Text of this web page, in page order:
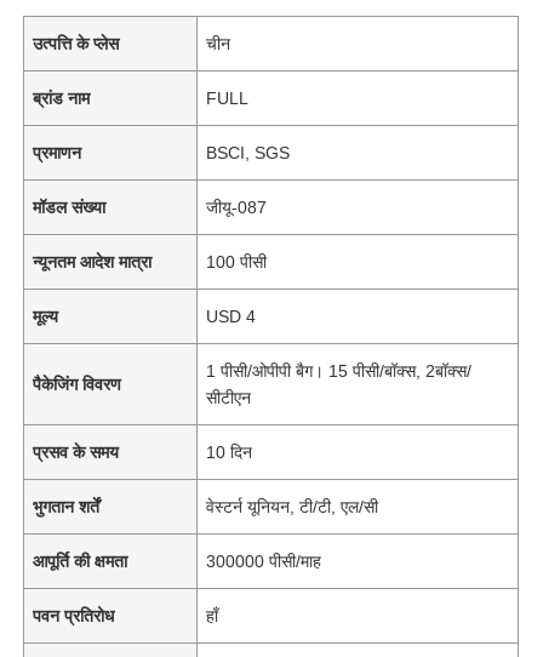
उत्पत्ति के प्लेस चीन
ब्रांड नाम FULL
प्रमाणन BSCI, SGS
मॉडल संख्या जीयू-087
न्यूनतम आदेश मात्रा 100 पीसी
मूल्य USD 4
पैकेजिंग विवरण
1 पीसी/ओपीपी बैग। 15 पीसी/बॉक्स, 2बॉक्स/
सीटीएन
प्रसव के समय 10 दिन
भुगतान शर्तें वेस्टर्न यूनियन, टी/टी, एल/सी
आपूर्ति की क्षमता 300000 पीसी/माह
पवन प्रतिरोध हाँ